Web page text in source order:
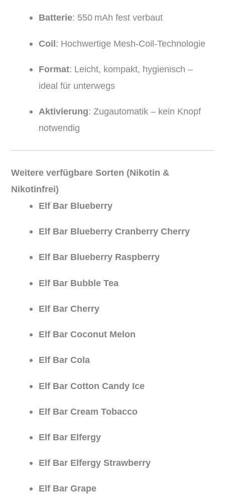
Batterie: 550 mAh fest verbaut
Coil: Hochwertige Mesh-Coil-Technologie
Format: Leicht, kompakt, hygienisch –
ideal für unterwegs
Aktivierung: Zugautomatik – kein Knopf
notwendig
Weitere verfügbare Sorten (Nikotin &
Nikotinfrei)
Elf Bar Blueberry
Elf Bar Blueberry Cranberry Cherry
Elf Bar Blueberry Raspberry
Elf Bar Bubble Tea
Elf Bar Cherry
Elf Bar Coconut Melon
Elf Bar Cola
Elf Bar Cotton Candy Ice
Elf Bar Cream Tobacco
Elf Bar Elfergy
Elf Bar Elfergy Strawberry
Elf Bar Grape